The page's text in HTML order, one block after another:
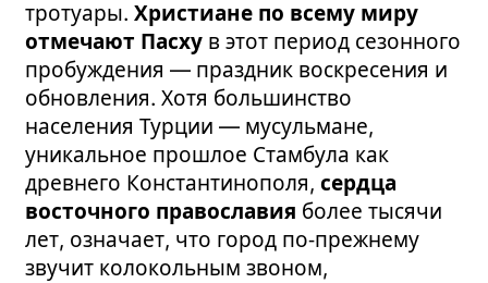
тротуары. Христиане по всему миру
отмечают Пасху в этот период сезонного
пробуждения — праздник воскресения и
обновления. Хотя большинство
населения Турции — мусульмане,
уникальное прошлое Стамбула как
древнего Константинополя, сердца
восточного православия более тысячи
лет, означает, что город по‑прежнему
звучит колокольным звоном,